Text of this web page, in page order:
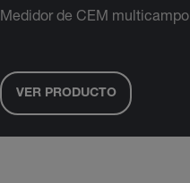
Medidor de CEM multicampo
VER PRODUCTO